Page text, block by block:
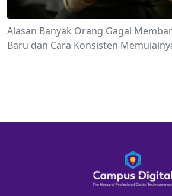
Alasan Banyak Orang Gagal
Baru dan Cara Konsisten